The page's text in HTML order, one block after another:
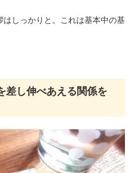
はしっかりと。これは基本中の基
差し伸べあえる関係を